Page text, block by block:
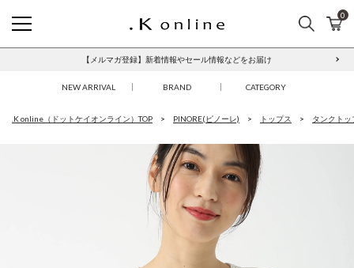
検索 カ
0
【メルマガ登録】新着情報やセール情報などをお届け
本人認証サービス「3Dセキュア2.0」について
NEW ARRIVAL BRAND CATEGORY
.K online（ドットケイオンライン）TOP PINORE(ピノーレ) トップス タンクトッ